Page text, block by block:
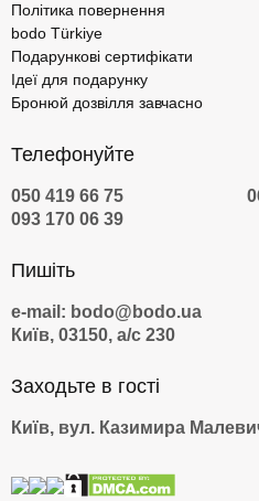
Політика повернення
bodo Türkiye
Подарункові сертифікати
Ідеї для подарунку
Бронюй дозвілля завчасно
Телефонуйте
050 419 66 75
093 170 06 39
Пишіть
e-mail: bodo@bodo.ua
Київ, 03150, а/с 230
Заходьте в гості
Київ, вул. Казимира